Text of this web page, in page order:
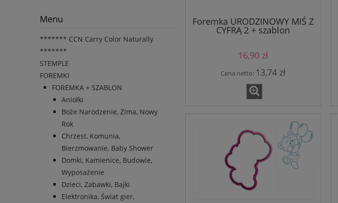
Menu
******* CCN Carry Color Naturally
*******
STEMPLE
FOREMKI
FOREMKA + SZABLON
Aniołki
Boże Narodzenie, Zima, Nowy
Rok
Chrzest, Komunia,
Bierzmowanie, Baby Shower
Domki, Kamienice, Budowle,
Wyposażenie
Dzieci, Zabawki, Bajki
Elektronika, Świat gier,
Foremka URODZINOWY MIŚ Z
CYFRĄ 2 + szablon
16,90 zł
Cena netto: 13,74 zł